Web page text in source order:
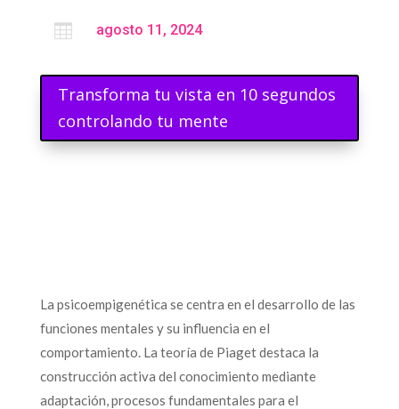
 agosto 11, 2024
Transforma tu vista en 10 segundos
controlando tu mente
La psicoempigenética se centra en el desarrollo de las
funciones mentales y su influencia en el
comportamiento. La teoría de Piaget destaca la
construcción activa del conocimiento mediante
adaptación, procesos fundamentales para el